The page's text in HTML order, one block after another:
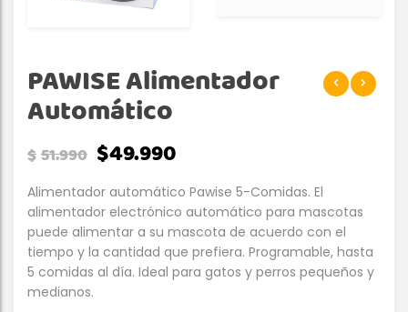
PAWISE Alimentador
Automático
$51.990 $49.990
Alimentador automático Pawise 5-Comidas. El
alimentador electrónico automático para mascotas
puede alimentar a su mascota de acuerdo con el
tiempo y la cantidad que prefiera. Programable, hasta
5 comidas al día. Ideal para gatos y perros pequeños y
medianos.